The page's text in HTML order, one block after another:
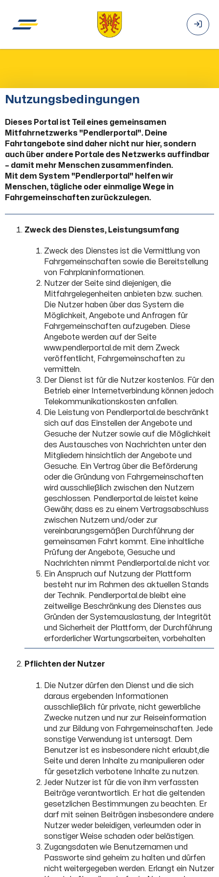
Nutzungsbedingungen
Dieses Portal ist Teil eines gemeinsamen
Mitfahrnetzwerks "Pendlerportal". Deine
Fahrtangebote sind daher nicht nur hier, sondern
auch über andere Portale des Netzwerks auffindbar
– damit mehr Menschen zusammenfinden.
Mit dem System "Pendlerportal" helfen wir
Menschen, tägliche oder einmalige Wege in
Fahrgemeinschaften zurückzulegen.
Zweck des Dienstes, Leistungsumfang
Zweck des Dienstes ist die Vermittlung von
Fahrgemeinschaften sowie die Bereitstellung
von Fahrplaninformationen.
Nutzer der Seite sind diejenigen, die
Mitfahrgelegenheiten anbieten bzw. suchen.
Die Nutzer haben über das System die
Möglichkeit, Angebote und Anfragen für
Fahrgemeinschaften aufzugeben. Diese
Angebote werden auf der Seite
www.pendlerportal.de mit dem Zweck
veröffentlicht, Fahrgemeinschaften zu
vermitteln.
Der Dienst ist für die Nutzer kostenlos. Für den
Betrieb einer Internetverbindung können jedoch
Telekommunikationskosten anfallen.
Die Leistung von Pendlerportal.de beschränkt
sich auf das Einstellen der Angebote und
Gesuche der Nutzer sowie auf die Möglichkeit
des Austausches von Nachrichten unter den
Mitgliedern hinsichtlich der Angebote und
Gesuche. Ein Vertrag über die Beförderung
oder die Gründung von Fahrgemeinschaften
wird ausschließlich zwischen den Nutzern
geschlossen. Pendlerportal.de leistet keine
Gewähr, dass es zu einem Vertragsabschluss
zwischen Nutzern und/oder zur
vereinbarungsgemäßen Durchführung der
gemeinsamen Fahrt kommt. Eine inhaltliche
Prüfung der Angebote, Gesuche und
Nachrichten nimmt Pendlerportal.de nicht vor.
Ein Anspruch auf Nutzung der Plattform
besteht nur im Rahmen des aktuellen Stands
der Technik. Pendlerportal.de bleibt eine
zeitweilige Beschränkung des Dienstes aus
Gründen der Systemauslastung, der Integrität
und Sicherheit der Plattform, der Durchführung
erforderlicher Wartungsarbeiten, vorbehalten
Pflichten der Nutzer
Die Nutzer dürfen den Dienst und die sich
daraus ergebenden Informationen
ausschließlich für private, nicht gewerbliche
Zwecke nutzen und nur zur Reiseinformation
und zur Bildung von Fahrgemeinschaften. Jede
sonstige Verwendung ist untersagt. Dem
Benutzer ist es insbesondere nicht erlaubt,die
Seite und deren Inhalte zu manipulieren oder
für gesetzlich verbotene Inhalte zu nutzen.
Jeder Nutzer ist für die von ihm verfassten
Beiträge verantwortlich. Er hat die geltenden
gesetzlichen Bestimmungen zu beachten. Er
darf mit seinen Beiträgen insbesondere andere
Nutzer weder beleidigen, verleumden oder in
sonstiger Weise schaden oder belästigen.
Zugangsdaten wie Benutzernamen und
Passworte sind geheim zu halten und dürfen
nicht weitergegeben werden. Erlangt ein Nutzer